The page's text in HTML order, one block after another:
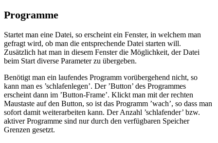
Programme
Startet man eine Datei, so erscheint ein Fenster, in welchem man
gefragt wird, ob man die entsprechende Datei starten will.
Zusätzlich hat man in diesem Fenster die Möglichkeit, der Datei
beim Start diverse Parameter zu übergeben.
Benötigt man ein laufendes Programm vorübergehend nicht, so
kann man es ’schlafenlegen’. Der ’Button’ des Programmes
erscheint dann im ’Button-Frame’. Klickt man mit der rechten
Maustaste auf den Button, so ist das Programm ’wach’, so dass man
sofort damit weiterarbeiten kann. Der Anzahl ’schlafender’ bzw.
aktiver Programme sind nur durch den verfügbaren Speicher
Grenzen gesetzt.